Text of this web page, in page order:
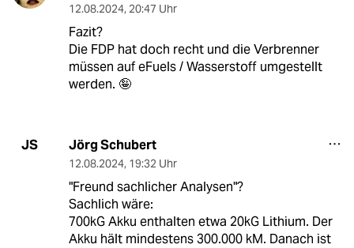
12.08.2024, 20:47 Uhr
Fazit?
Die FDP hat doch recht und die Verbrenner
müssen auf eFuels / Wasserstoff umgestellt
werden. 🤪
JS Jörg Schubert
12.08.2024, 19:32 Uhr
"Freund sachlicher Analysen"?
Sachlich wäre:
700kG Akku enthalten etwa 20kG Lithium. Der
Akku hält mindestens 300.000 kM. Danach ist